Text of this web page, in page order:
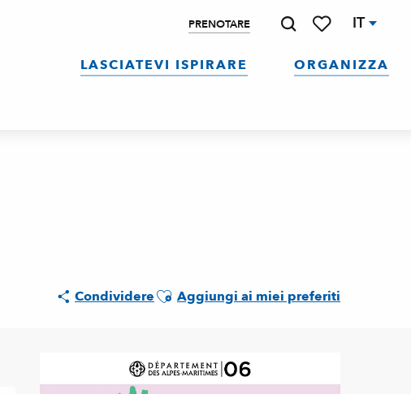
PRENOTARE IT
LASCIATEVI ISPIRARE ORGANIZZA
CondividereAjouter aux favoris
Aggiungi ai miei preferiti